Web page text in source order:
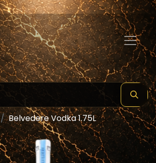
Belvedere Vodka 1.75L